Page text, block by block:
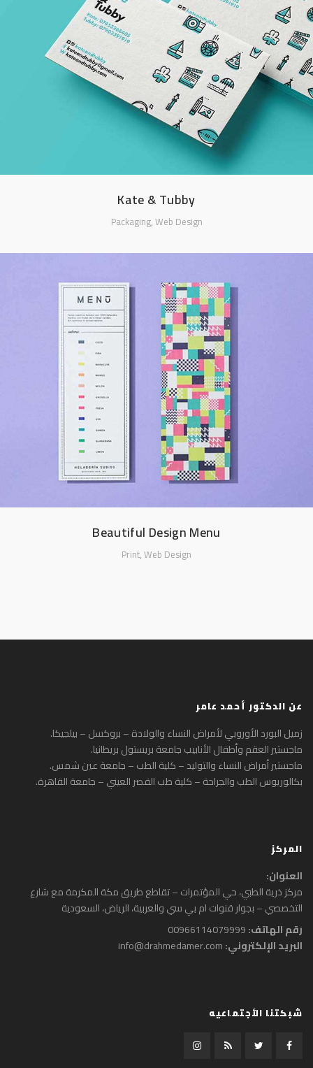
Kate & Tubby
Packaging,Web Design
Beautiful Design Menu
Print,Web Design
عن الدكتور أحمد عامر
زميل البورد الأوروبي لأمراض النساء والولادة – بروكسل – بيلجيكا.
ماجستير العقم وأطفال الأنابيب جامعة بريستول بريطانيا.
ماجستير أمراض النساء والتوليد – كلية الطب – جامعة عين شمس.
بكالوريوس الطب والجراحة – كلية طب القصر العيني – جامعة القاهرة.
المركز
العنوان:
مركز ذرية الطبي، حي المؤتمرات – تقاطع طريق مكة المكرمة مع شارع
التخصصي – بجوار قنوات ام بي سي والعربية‎، الرياض، السعودية
رقم الهاتف:00966114079999
البريد الإلكتروني:info@drahmedamer.com
شبكتنا الأجتماعيه